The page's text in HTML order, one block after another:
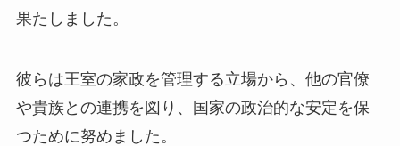
果たしました。
彼らは王室の家政を管理する立場から、他の官僚
や貴族との連携を図り、国家の政治的な安定を保
つために努めました。